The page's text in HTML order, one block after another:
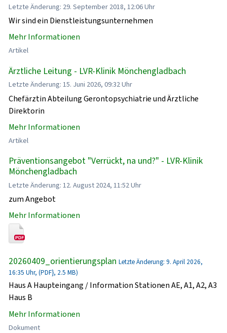
Letzte Änderung: 29. September 2018, 12:06 Uhr
Wir sind ein Dienstleistungsunternehmen
Mehr Informationen
Artikel
Ärztliche Leitung - LVR-Klinik Mönchengladbach
Letzte Änderung: 15. Juni 2026, 09:32 Uhr
Chefärztin Abteilung Gerontopsychiatrie und Ärztliche
Direktorin
Mehr Informationen
Artikel
Präventionsangebot "Verrückt, na und?" - LVR-Klinik
Mönchengladbach
Letzte Änderung: 12. August 2024, 11:52 Uhr
zum Angebot
Mehr Informationen
20260409_orientierungsplan Letzte Änderung: 9. April 2026,
16:35 Uhr, (PDF}, 2.5 MB)
Haus A Haupteingang / Information Stationen AE, A1, A2, A3
Haus B
Mehr Informationen
Dokument